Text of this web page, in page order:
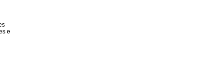
e